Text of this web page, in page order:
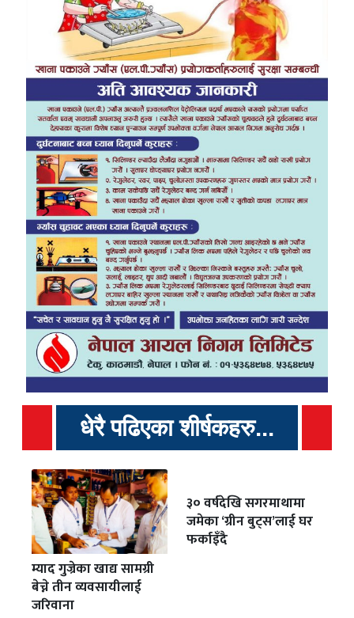
धेरै पढिएका शीर्षकहरु...
म्याद गुज्रेका खाद्य सामग्री
बेच्ने तीन व्यवसायीलाई
जरिवाना
३० वर्षदेखि सगरमाथामा
जमेका ‘ग्रीन बुट्स’लाई घर
फर्काइँदै